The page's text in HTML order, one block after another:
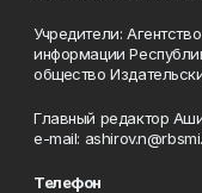
Учредители:
информации
общество
Главный редактор
e-mail:
Телефон